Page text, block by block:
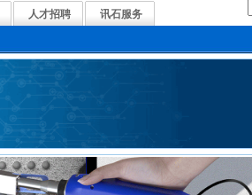
人才招聘 讯石服务